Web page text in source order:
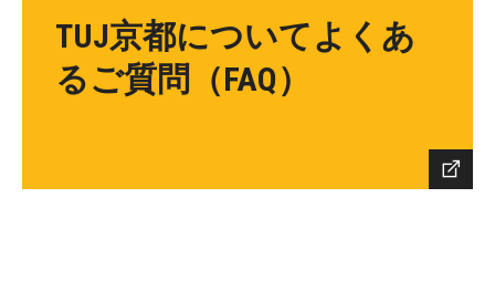
TUJ京都についてよくあ
るご質問（FAQ）